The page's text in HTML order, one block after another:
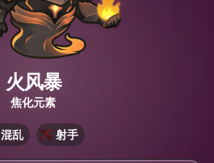
火风暴
焦化元素
混乱 射手